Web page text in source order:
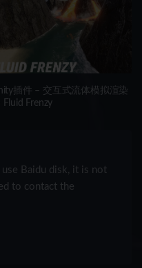
插件 – 交互式流体模拟渲染
Fluid Frenzy
use Baidu disk, it is not
to contact the